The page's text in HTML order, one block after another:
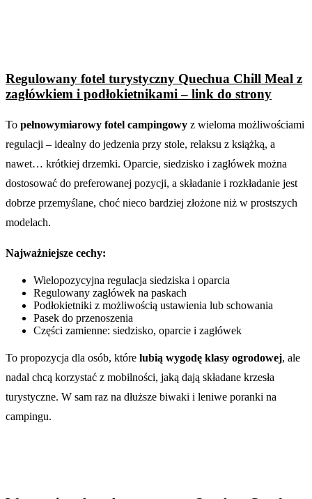
Regulowany fotel turystyczny Quechua Chill Meal z
zagłówkiem i podłokietnikami – link do strony
To pełnowymiarowy fotel campingowy z wieloma możliwościami
regulacji – idealny do jedzenia przy stole, relaksu z książką, a
nawet… krótkiej drzemki. Oparcie, siedzisko i zagłówek można
dostosować do preferowanej pozycji, a składanie i rozkładanie jest
dobrze przemyślane, choć nieco bardziej złożone niż w prostszych
modelach.
Najważniejsze cechy:
Wielopozycyjna regulacja siedziska i oparcia
Regulowany zagłówek na paskach
Podłokietniki z możliwością ustawienia lub schowania
Pasek do przenoszenia
Części zamienne: siedzisko, oparcie i zagłówek
To propozycja dla osób, które lubią wygodę klasy ogrodowej, ale
nadal chcą korzystać z mobilności, jaką dają składane krzesła
turystyczne. W sam raz na dłuższe biwaki i leniwe poranki na
campingu.